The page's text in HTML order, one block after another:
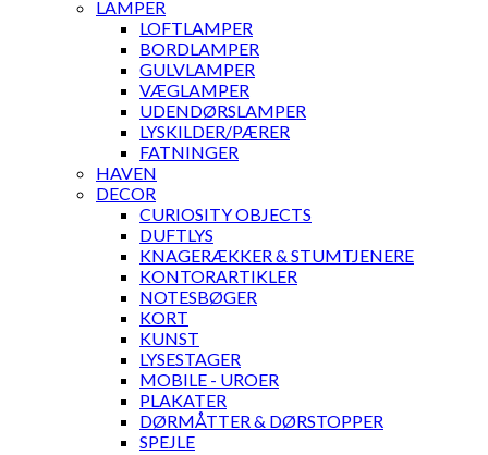
LAMPER
LOFTLAMPER
BORDLAMPER
GULVLAMPER
VÆGLAMPER
UDENDØRSLAMPER
LYSKILDER/PÆRER
FATNINGER
HAVEN
DECOR
CURIOSITY OBJECTS
DUFTLYS
KNAGERÆKKER & STUMTJENERE
KONTORARTIKLER
NOTESBØGER
KORT
KUNST
LYSESTAGER
MOBILE - UROER
PLAKATER
DØRMÅTTER & DØRSTOPPER
SPEJLE